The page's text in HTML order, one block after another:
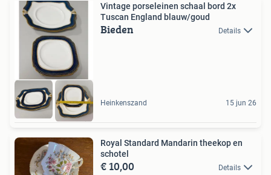
Vintage porseleinen schaal bord 2x
Tuscan England blauw/goud
Bieden Details
Heinkenszand 15 jun 26
Royal Standard Mandarin theekop en
schotel
€ 10,00 Details